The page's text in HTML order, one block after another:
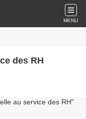
MENU
des RH